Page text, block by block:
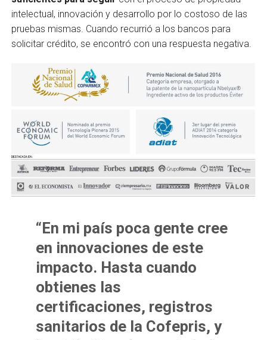
intelectual, innovación y desarrollo por lo costoso de las
pruebas mismas. Cuando recurrió a los bancos para
solicitar crédito, se encontró con una respuesta negativa.
“En mi país poca gente cree
en innovaciones de este
impacto. Hasta cuando
obtienes las
certificaciones, registros
sanitarios de la Cofepris, y